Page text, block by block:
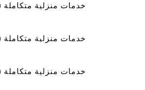
خدمات منزلية
خدمات منزلية
خدمات منزلية